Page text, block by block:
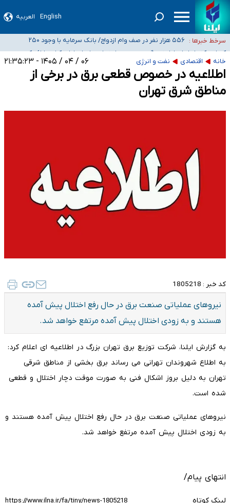
English العربیه
سرخط خبرها :
باقی‌مانده در دبی متناسب با شرایط جدید تصمیم‌گیری می‌شود
هشدار درباره مصرف و دسترسی آسان به ماده مخدر ناس
بازگشت اساتید دانشگاه فرهنگیان به کجا رسید؟
۵۵۶ هزار نفر در صف وام ازدواج/ بانک سرمایه با وجود ۲۵۰
متقاضی، تاکنون هیچ فقره وامی پرداخت نکرده است
کسانی که خواهان ادامه جنگ هستند، برنامه خود را برای اداره کشور ارائه کنند
خانه
اقتصادی نفت و انرژی ۰۶ / ۰۴ / ۱۴۰۵ - ۲۱:۳۵:۲۳
اطلاعیه در خصوص قطعی برق در برخی از
مناطق شرق تهران
کد خبر : 1805218
نیروهای عملیاتی صنعت برق در حال رفع اختلال پیش آمده
هستند و به زودی اختلال پیش آمده مرتفع خواهد شد.
به گزارش ایلنا، شرکت توزیع برق تهران بزرگ در اطلاعیه ای اعلام کرد:
به اطلاع شهروندان تهرانی می رساند برق بخشی از مناطق شرقی
تهران به دلیل بروز اشکال فنی به صورت موقت دچار اختلال و قطعی
شده است.
نیروهای عملیاتی صنعت برق در حال رفع اختلال پیش آمده هستند و
به زودی اختلال پیش آمده مرتفع خواهد شد.
انتهای پیام/
لینک کوتاه